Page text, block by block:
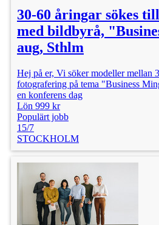
30-60 åringar sökes
med bildbyrå,
aug, Sthlm
Hej på er, Vi söker modeller mellan
fotografering på tema "Business
en konferens dag
Lön 999 kr
Populärt jobb
15/7
STOCKHOLM